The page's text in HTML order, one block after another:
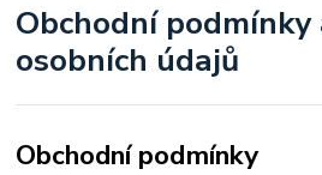
Obchodní podmínky
osobních údajů
Obchodní podmínky